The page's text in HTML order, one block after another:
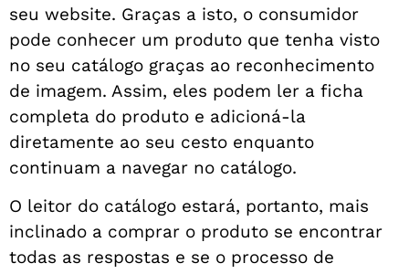
seu website. Graças a isto, o consumidor
pode conhecer um produto que tenha visto
no seu catálogo graças ao reconhecimento
de imagem. Assim, eles podem ler a ficha
completa do produto e adicioná-la
diretamente ao seu cesto enquanto
continuam a navegar no catálogo.
O leitor do catálogo estará, portanto, mais
inclinado a comprar o produto se encontrar
todas as respostas e se o processo de